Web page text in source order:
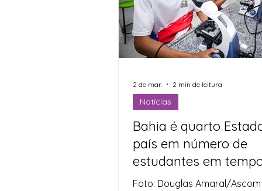
vales-
Bahia é quarto
país em número de
estudantes em
integral
Foto: Douglas Amaral/Ascom
Notícias
2 de mar. 2 min de leitura